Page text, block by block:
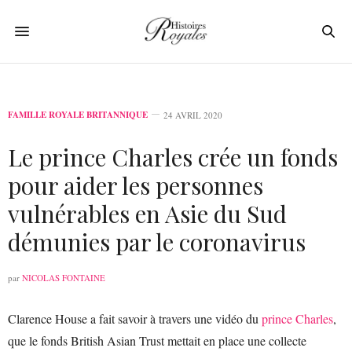
FAMILLE ROYALE BRITANNIQUE 24 AVRIL 2020
Le prince Charles crée un fonds
pour aider les personnes
vulnérables en Asie du Sud
démunies par le coronavirus
par NICOLAS FONTAINE
Clarence House a fait savoir à travers une vidéo du prince Charles,
que le fonds British Asian Trust mettait en place une collecte